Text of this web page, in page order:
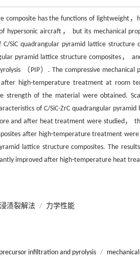
composite has the functions of lightweight
hypersonic aircraft， but its mechanical
SiC quadrangular pyramid lattice
pyramid lattice structure composites，
（PIP）. The compressive
after high-temperature treatment at
strength of the material were obtained.
of C/SiC-ZrC quadrangular
and after heat treatment were studied，
after high-temperature treatment
lattice structure composites. The
improved after high-temperature heat
渍裂解法 / 力学性能
precursor infiltration and pyrolysis /